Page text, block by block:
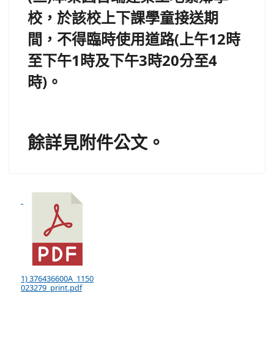
校，於該校上下課學童接送期
間，不得臨時使用道路(上午12時
至下午1時及下午3時20分至4
時)。
餘詳見附件公文。
1) 376436600A_1150
023279_print.pdf